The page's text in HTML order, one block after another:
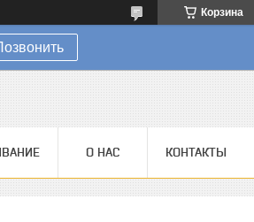
Корзина
О НАС КОНТАКТЫ